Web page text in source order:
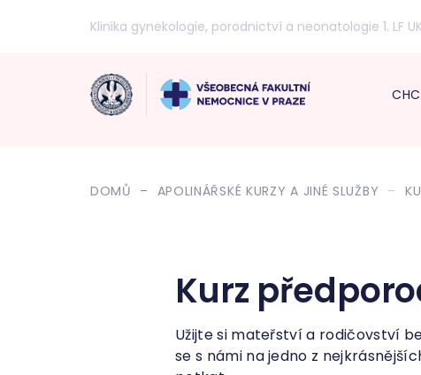
Klinika gynekologie, porodnictví a neonatologie 1. LF
DOMŮ APOLINÁŘSKÉ KURZY A JINÉ SLUŽBY
Kurz
Užijte si mateřství a rodičovství
se s námi na jedno z